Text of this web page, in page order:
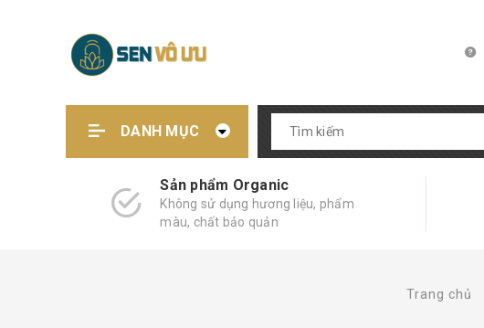
DANH MỤC
Sản phẩm Organic
Không sử dụng hương liệu, phẩm
màu, chất bảo quản
Trang chủ